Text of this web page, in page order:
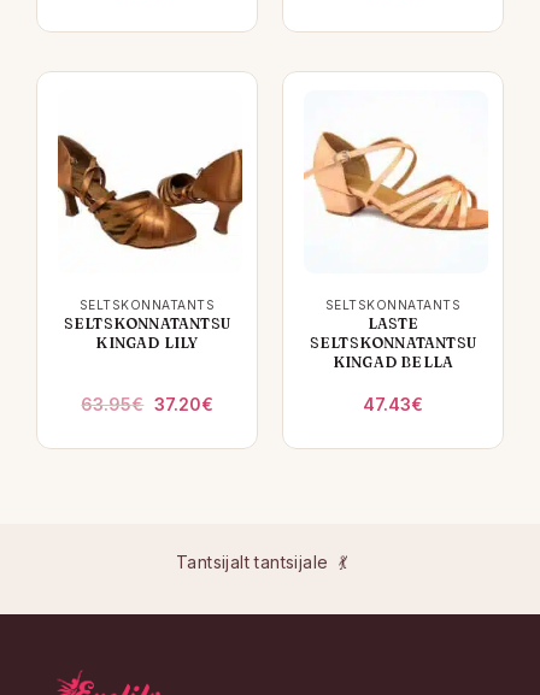
SELTSKONNATANTS
SELTSKONNATANTSU
KINGAD LILY
63.95€ Algne
63.95€.
37.20€Praegune
37.20€.
SELTSKONNATANTS
LASTE
SELTSKONNATANTSU
KINGAD BELLA
47.43€
Tantsijalt tantsijale 💃